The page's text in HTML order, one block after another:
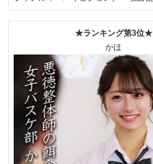
★ランキング第3位★
かほ